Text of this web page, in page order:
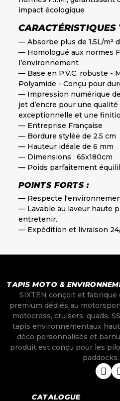
impact écologique
CARACTÉRISTIQUES
— Absorbe plus de 1.5L/m²
— Homologué aux normes
l’environnement
— Base en P.V.C. robuste -
Polyamide - Conçu pour
— Impression numérique
jet d’encre pour une
exceptionnelle et une
— Entreprise Française
— Bordure stylée de 2.5 cm
— Hauteur idéale de 6 mm
— Dimensions : 65x180cm
— Poids parfaitement
POINTS FORTS :
— Respecte
— Lavable au laveur haute
entretenir.
— Expédition et livraison
TAPIS MOTO &
SIXTEN conçoit et
premium dédiés au
motocross, cruisers, quads,
tapis environnementaux
déco personnalisés et
produit est conçu pour les
paddocks.
CATALOGUE